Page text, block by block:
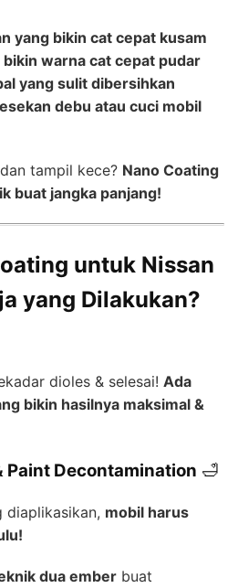
yang bikin cat cepat kusam
warna cat cepat pudar
yang sulit dibersihkan
debu atau cuci mobil
tampil kece? Nano Coating
buat jangka panjang!
untuk Nissan
yang Dilakukan?
dioles & selesai! Ada
bikin hasilnya maksimal &
Paint Decontamination 🛁
diaplikasikan, mobil harus
dua ember buat